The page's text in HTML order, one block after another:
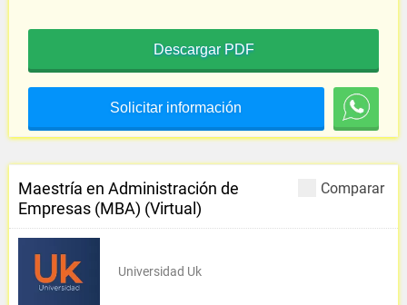
Descargar PDF
Solicitar información
Comparar
Maestría en Administración de
Empresas (MBA) (Virtual)
Universidad Uk